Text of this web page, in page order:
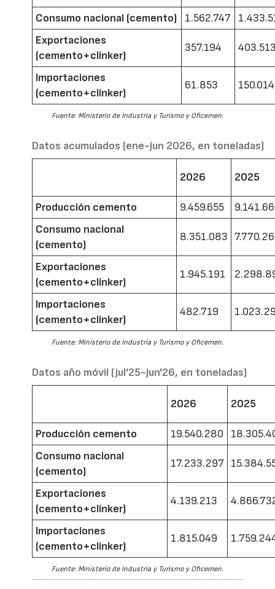
Consumo nacional (cemento)
1.562.747
Exportaciones
(cemento+clínker)
357.194
Importaciones
(cemento+clínker)
61.853 150.014
Fuente: Ministerio de Industria y Turismo y Oficemen.
Datos acumulados (ene-jun 2026, en toneladas)
2026 2025
Producción cemento 9.459.655
Consumo nacional
(cemento)
8.351.083
Exportaciones
(cemento+clínker)
1.945.191
Importaciones
(cemento+clínker)
482.719
Fuente: Ministerio de Industria y Turismo y Oficemen.
Datos año móvil (jul'25-jun'26, en toneladas)
2026 2025
Producción cemento 19.540.280
Consumo nacional
(cemento)
17.233.297
Exportaciones
(cemento+clínker)
4.139.213
Importaciones
(cemento+clínker)
1.815.049
Fuente: Ministerio de Industria y Turismo y Oficemen.